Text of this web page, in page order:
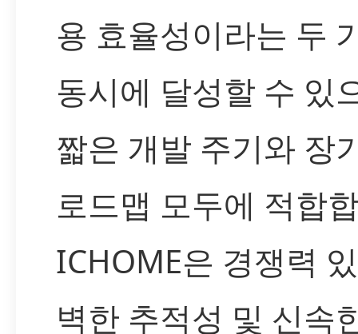
용 효율성이라는 두
동시에 달성할 수 있
짧은 개발 주기와 장
로드맵 모두에 적합
ICHOME은 경쟁력
벽한 추적성 및 신속